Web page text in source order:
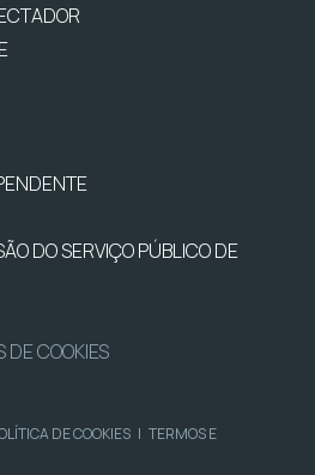
DO SERVIÇO PÚBLICO DE
DE COOKIES
DE COOKIES | TERMOS E